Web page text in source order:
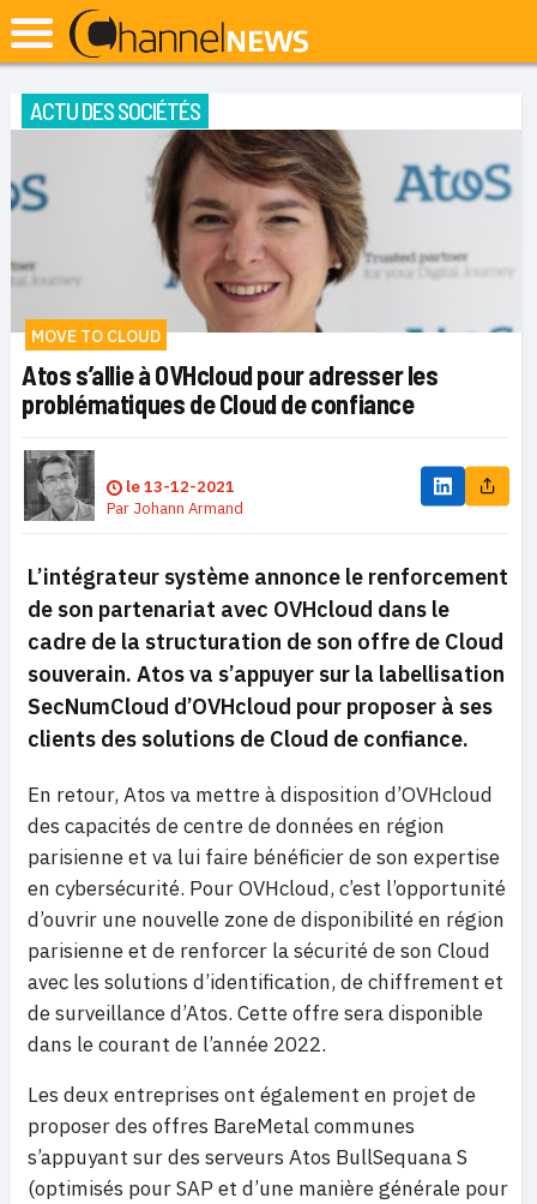
ACTU DES SOCIÉTÉS
MOVE TO CLOUD
Atos s’allie à OVHcloud pour adresser les
problématiques de Cloud de confiance
le13-12-2021
Par Johann Armand
L’intégrateur système annonce le renforcement
de son partenariat avec OVHcloud dans le
cadre de la structuration de son offre de Cloud
souverain. Atos va s’appuyer sur la labellisation
SecNumCloud d’OVHcloud pour proposer à ses
clients des solutions de Cloud de confiance.
En retour, Atos va mettre à disposition d’OVHcloud
des capacités de centre de données en région
parisienne et va lui faire bénéficier de son expertise
en cybersécurité. Pour OVHcloud, c’est l’opportunité
d’ouvrir une nouvelle zone de disponibilité en région
parisienne et de renforcer la sécurité de son Cloud
avec les solutions d’identification, de chiffrement et
de surveillance d’Atos. Cette offre sera disponible
dans le courant de l’année 2022.
Les deux entreprises ont également en projet de
proposer des offres BareMetal communes
s’appuyant sur des serveurs Atos BullSequana S
(optimisés pour SAP et d’une manière générale pour